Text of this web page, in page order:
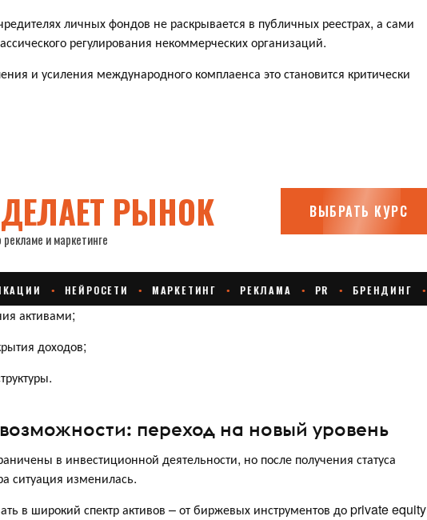
личных фондов не раскрывается в публичных реестрах, а сами
регулирования некоммерческих организаций.
и усиления международного комплаенса это становится критически
активами;
доходов;
переход на новый уровень
в инвестиционной деятельности, но после получения статуса
ситуация изменилась.
в широкий спектр активов – от биржевых инструментов до private equity